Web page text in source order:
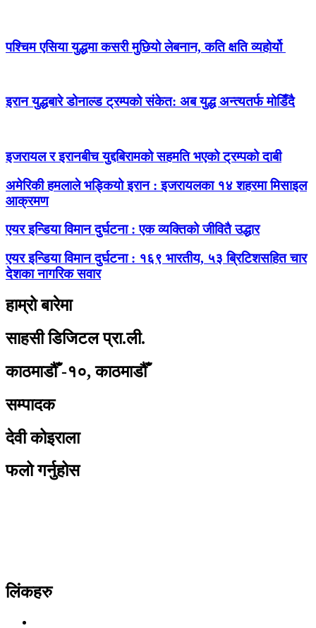
पश्‍चिम एसिया युद्धमा कसरी मुछियो लेबनान, कति क्षति व्यहोर्यो
इरान युद्धबारे डोनाल्ड ट्रम्पको संकेत: अब युद्ध अन्त्यतर्फ मोडिँदै
इजरायल र इरानबीच युद्दबिरामको सहमति भएको ट्रम्पको दाबी
अमेरिकी हमलाले भड्कियो इरान : इजरायलका १४ शहरमा मिसाइल
आक्रमण
एयर इन्डिया विमान दुर्घटना : एक व्यक्तिको जीवितै उद्धार
एयर इन्डिया विमान दुर्घटना : १६९ भारतीय, ५३ ब्रिटिशसहित चार
देशका नागरिक सवार
हाम्रो बारेमा
साहसी डिजिटल प्रा.ली.
काठमाडौँ -१०, काठमाडौँ
सम्पादक
देवी कोइराला
फलो गर्नुहोस
लिंकहरु